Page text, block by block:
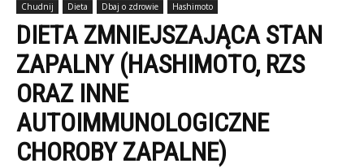
Chudnij Dieta Dbaj o zdrowie Hashimoto
DIETA ZMNIEJSZAJĄCA STAN
ZAPALNY (HASHIMOTO, RZS
ORAZ INNE
AUTOIMMUNOLOGICZNE
CHOROBY ZAPALNE)